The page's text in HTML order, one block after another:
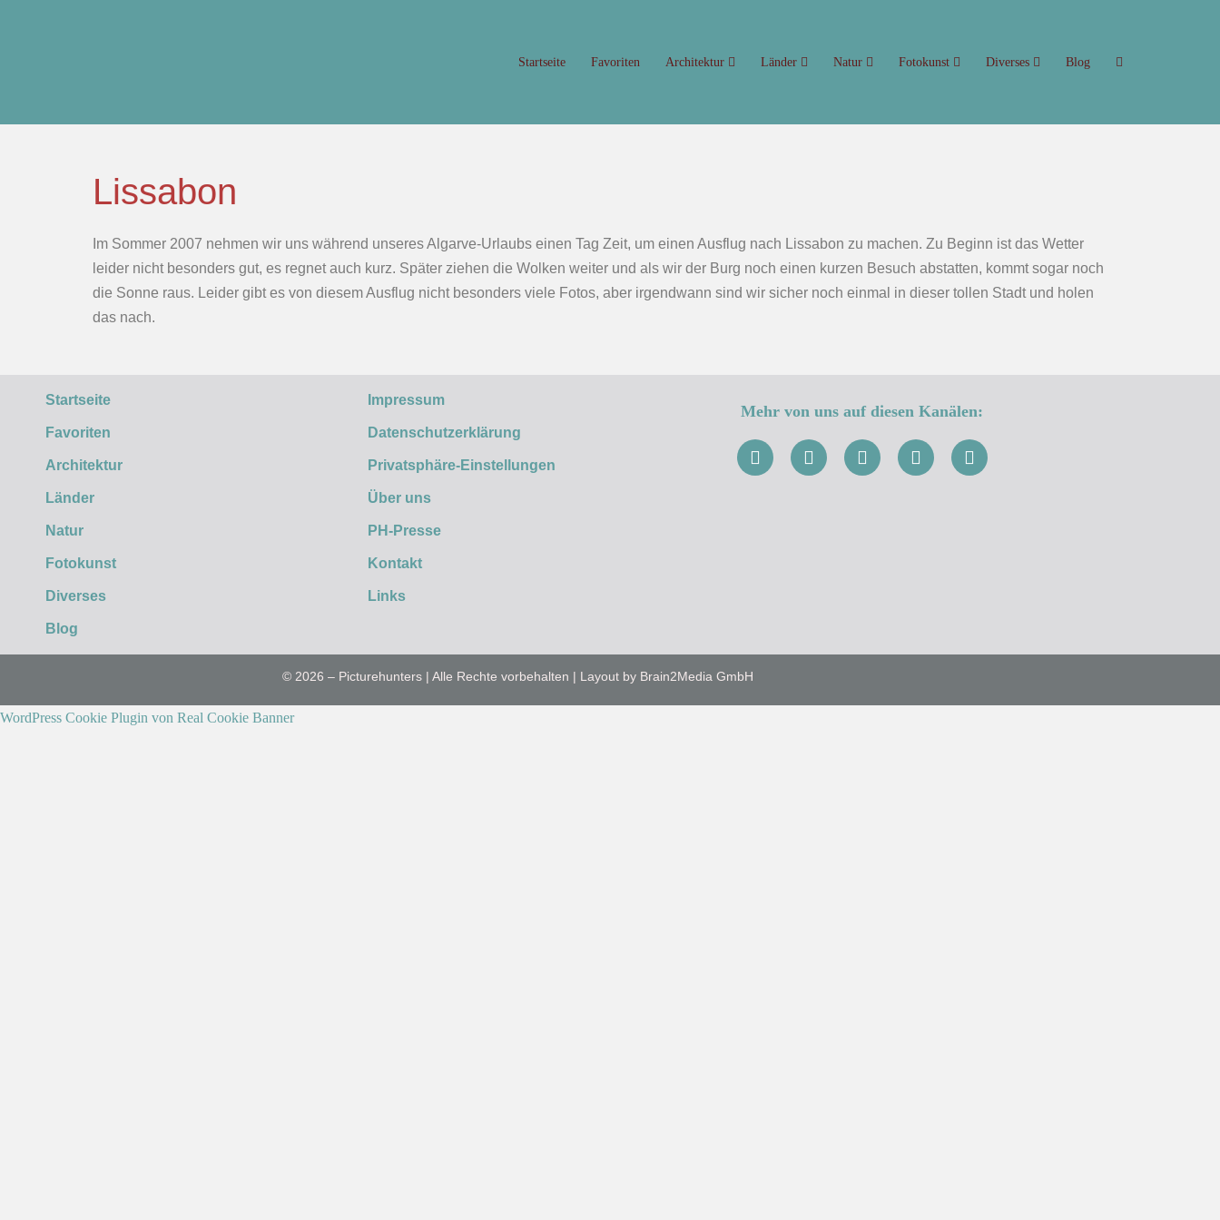
Startseite Favoriten Architektur Länder Natur Fotokunst Diverses Blog
Lissabon
Im Sommer 2007 nehmen wir uns während unseres Algarve-Urlaubs einen Tag Zeit, um einen Ausflug nach Lissabon zu machen. Zu Beginn ist das Wetter
leider nicht besonders gut, es regnet auch kurz. Später ziehen die Wolken weiter und als wir der Burg noch einen kurzen Besuch abstatten, kommt sogar noch
die Sonne raus. Leider gibt es von diesem Ausflug nicht besonders viele Fotos, aber irgendwann sind wir sicher noch einmal in dieser tollen Stadt und holen
das nach.
Startseite
Favoriten
Architektur
Länder
Natur
Fotokunst
Diverses
Blog
Impressum
Datenschutzerklärung
Privatsphäre-Einstellungen
Über uns
PH-Presse
Kontakt
Links
Mehr von uns auf diesen Kanälen:
© 2026 – Picturehunters | Alle Rechte vorbehalten | Layout by Brain2Media GmbH
WordPress Cookie Plugin von Real Cookie Banner